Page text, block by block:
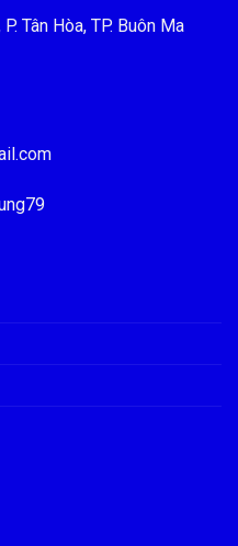
Tân Hòa, TP. Buôn Ma